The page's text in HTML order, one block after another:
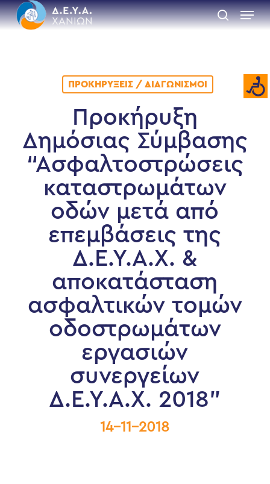
Skip
to
main
search
Menu
ΠΡΟΚΗΡΎΞΕΙΣ / ΔΙΑΓΩΝΙΣΜΟΊ
Προκήρυξη
Δημόσιας Σύμβασης
“Ασφαλτοστρώσεις
καταστρωμάτων
οδών μετά από
επεμβάσεις της
Δ.Ε.Υ.Α.Χ. &
αποκατάσταση
ασφαλτικών τομών
οδοστρωμάτων
εργασιών
συνεργείων
Δ.Ε.Υ.Α.Χ. 2018”
14-11-2018